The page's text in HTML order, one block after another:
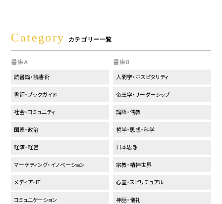
Category カテゴリー一覧
書庫A
読書論・読書術
書評・ブックガイド
社会・コミュニティ
国家・政治
経済・経営
マーケティング・イノベーション
メディア・IT
コミュニケーション
書庫B
人間学・ホスピタリティ
帝王学・リーダーシップ
論語・儒教
哲学・思想・科学
日本思想
宗教・精神世界
心霊・スピリチュアル
神話・儀礼